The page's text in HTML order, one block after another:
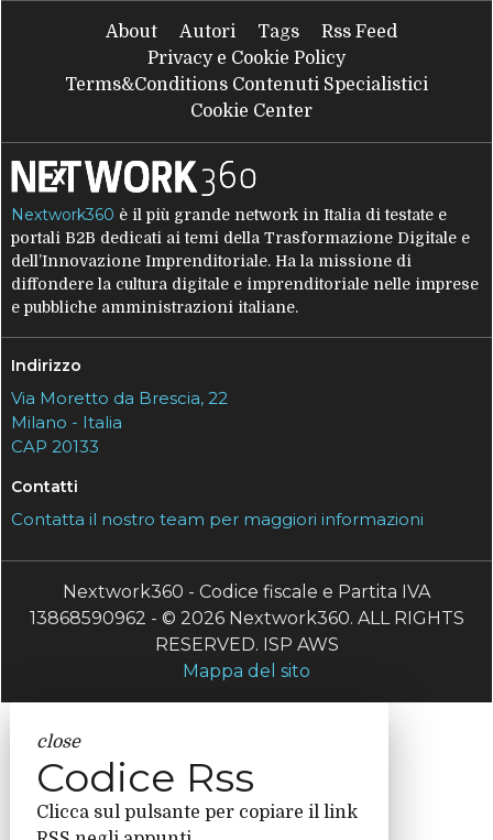
About Autori Tags
Rss Feed
Privacy e Cookie Policy
Terms&Conditions Contenuti Specialistici
Cookie Center
Nextwork360 è il più grande network in Italia di testate e
portali B2B dedicati ai temi della Trasformazione Digitale e
dell’Innovazione Imprenditoriale. Ha la missione di
diffondere la cultura digitale e imprenditoriale nelle imprese
e pubbliche amministrazioni italiane.
Indirizzo
Via Moretto da Brescia, 22
Milano - Italia
CAP 20133
Contatti
Contatta il nostro team per maggiori informazioni
Nextwork360 - Codice fiscale e Partita IVA
13868590962 - © 2026 Nextwork360. ALL RIGHTS
RESERVED. ISP AWS
Mappa del sito
close
Codice Rss
Clicca sul pulsante per copiare il link